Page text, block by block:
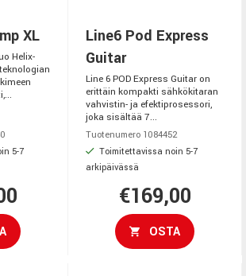
XL
Helix-
5-7
Line6 Pod Express
Guitar
Line 6 POD Express Guitar on
erittäin kompakti sähkökitaran
vahvistin- ja efektiprosessori,
joka sisältää 7...
Tuotenumero 1084452
Toimitettavissa noin 5-7
arkipäivässä
€169,00
OSTA